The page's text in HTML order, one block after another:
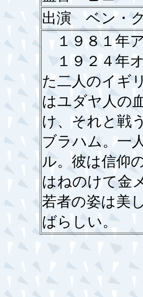
出演 ベン・
１９８１年
１９２４年
た二人のイギ
はユダヤ人の
け、それと戦
ブラハム。一
ル。彼は信仰
はねのけて金
若者の姿は美
ばらしい。